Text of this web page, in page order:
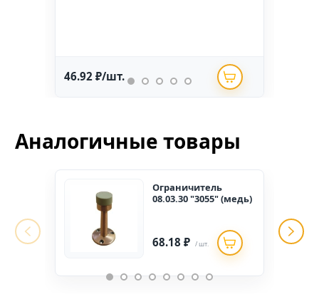
46.92 ₽/шт.
Аналогичные товары
Ограничитель
08.03.30 "3055" (медь)
68.18 ₽ / шт.